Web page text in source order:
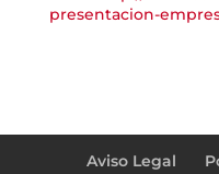
presentacion-
Aviso Legal